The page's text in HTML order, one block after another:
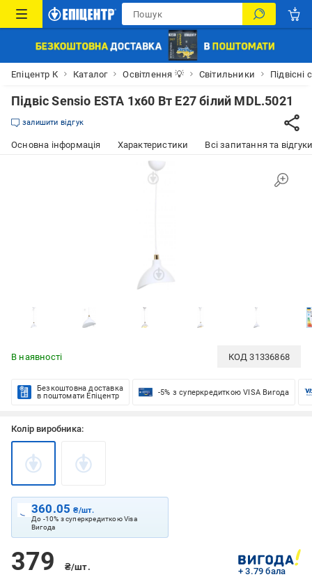
Епіцентр К Каталог Освітлення 💡 Світильники Підвісні
Підвіс Sensio ESTA 1x60 Вт E27 білий MDL.5021
залишити відгук
Основна інформація Характеристики Всі запитання та
В наявності КОД31336868
Безкоштовна доставка
в поштомати Епіцентр
-5% з суперкредиткою VISA Вигода
Колір виробника:
360.05₴/шт.
До -10% з суперкредиткою Visa
Вигода
379 ₴/шт. + 3.79 бала